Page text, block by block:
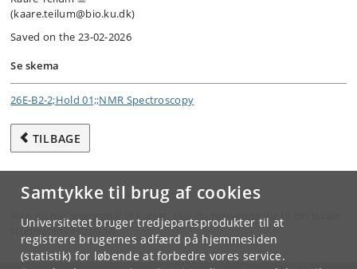
Samtykke til brug af cookies
Universitetet bruger tredjepartsprodukter til at
registrere brugernes adfærd på hjemmesiden
(statistik) for løbende at forbedre vores service.
(kaare.teilum@bio.ku.dk)
Saved on the 23-02-2026
Se skema
26E-B2-2;Hold 01;;NMR Spectroscopy
TILBAGE
Hvis du har spørgsmål til kurset, skal du henvende dig til din lokale
studieadministration.